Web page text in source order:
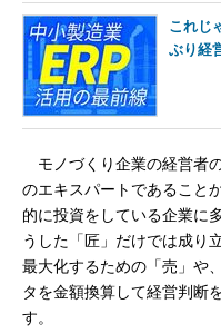
これじ
ぶり経
モノづくり企業の経営者
のエキスパートであること
的に投資をしている企業に
うした「匠」だけでは成り
最大化するための「売」や
タを金額換算して経営判断
す。